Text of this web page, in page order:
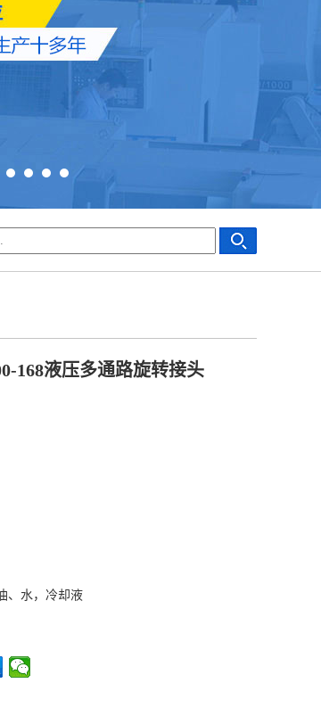
168液压多通路旋转接头
、水，冷却液